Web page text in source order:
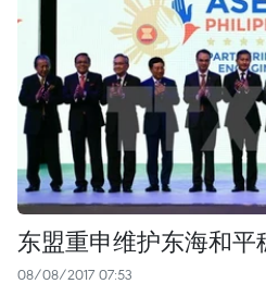
东盟重申维护东海和平
08/08/2017 07:53